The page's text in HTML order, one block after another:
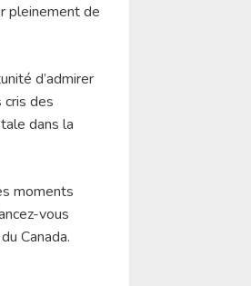
pleinement de
d’admirer
des
dans la
moments
vous
Canada.